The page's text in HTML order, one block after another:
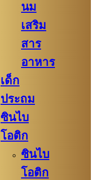
นม
เสริม
สาร
อาหาร
เด็ก
ประถม
ซินไบ
โอติก
ซินไบ
โอติก